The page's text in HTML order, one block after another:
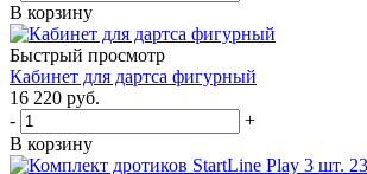
В корзину
Быстрый просмотр
Кабинет для дартса фигурный
16 220 руб.
-
+
В корзину